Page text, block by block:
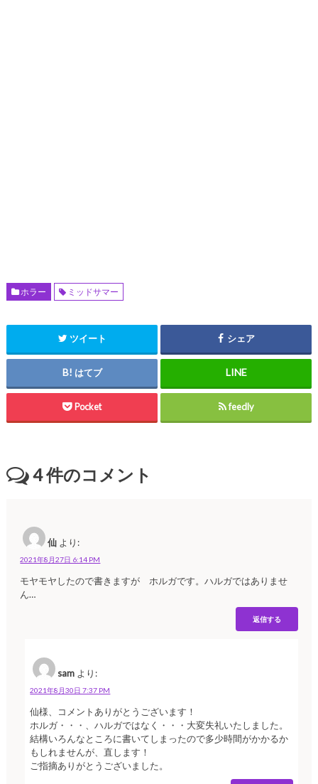
ホラー ミッドサマー
ツイート シェア
はてブ
Pocket feedly
4件のコメント
仙 より:
2021年8月27日 6:14 PM
モヤモヤしたので書きますが ホルガです。ハルガではありませ
ん…
返信する
sam より:
2021年8月30日 7:37 PM
仙様、コメントありがとうございます！
ホルガ・・・、ハルガではなく・・・大変失礼いたしました。
結構いろんなところに書いてしまったので多少時間がかかるか
もしれませんが、直します！
ご指摘ありがとうございました。